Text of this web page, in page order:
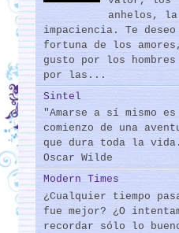
anhelos, la
impaciencia. Te
fortuna de los
gusto por los
por las...
Sintel
"Amarse a sí mismo
comienzo de una
que dura toda la
Oscar Wilde
Modern Times
¿Cualquier tiempo
fue mejor? ¿O
recordar sólo lo